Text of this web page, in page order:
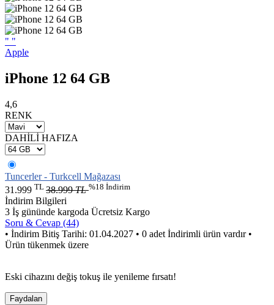
" "
Apple
iPhone 12 64 GB
4,6
RENK
DAHİLİ HAFIZA
Tuncerler - Turkcell Mağazası
31.999 TL 38.999TL%18 İndirim
İndirim Bilgileri
3 İş gününde kargoda Ücretsiz Kargo
Soru & Cevap (44)
• İndirim Bitiş Tarihi: 01.04.2027 • 0 adet İndirimli ürün vardır •
Ürün tükenmek üzere
Eski cihazını değiş tokuş ile yenileme fırsatı!
Faydalan